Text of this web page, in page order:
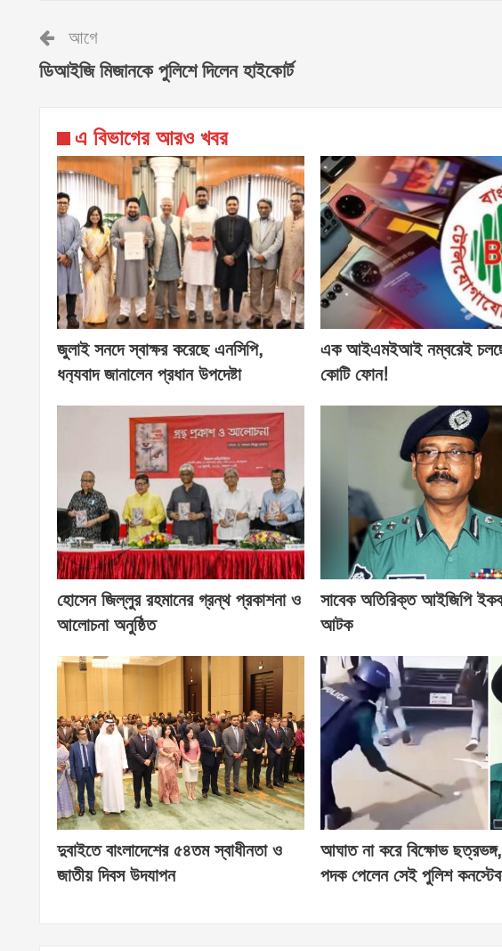
আগে
ডিআইজি মিজানকে পুলিশে দিলেন হাইকোর্ট
এ বিভাগের আরও খবর
জুলাই সনদে স্বাক্ষর করেছে এনসিপি,
ধন‍্যবাদ জানালেন প্রধান উপদেষ্টা
এক আইএমইআই নম্বরেই
কোটি ফোন!
হোসেন জিল্লুর রহমানের গ্রন্থ প্রকাশনা ও
আলোচনা অনুষ্ঠিত
সাবেক অতিরিক্ত আইজিপি
আটক
দুবাইতে বাংলাদেশের ৫৪তম স্বাধীনতা ও
জাতীয় দিবস উদযাপন
আঘাত না করে বিক্ষোভ ছত্রভঙ্গ,
পদক পেলেন সেই পুলিশ